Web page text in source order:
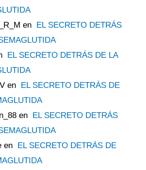
en EL SECRETO DETRÁS
EL SECRETO DETRÁS DE LA
en EL SECRETO DETRÁS DE
en EL SECRETO DETRÁS
en EL SECRETO DETRÁS DE